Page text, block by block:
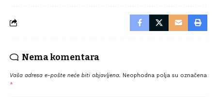
Nema komentara
Vaša adresa e-pošte neće biti objavljena. Neophodna polja su označena
*